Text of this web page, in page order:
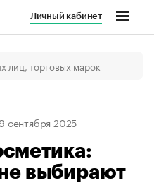
Личный кабинет
сентября 2025
выбирают